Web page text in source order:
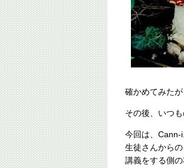
確かめてみた
その後、いつ
今回は、
生徒さんから
講義をする側